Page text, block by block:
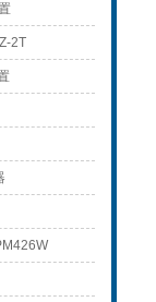
2T